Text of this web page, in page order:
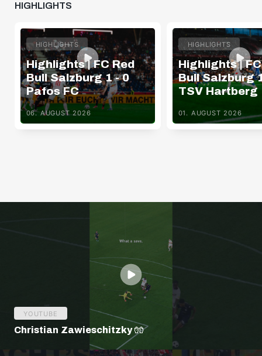
HIGHLIGHTS
HIGHLIGHTS
Highlights | FC Red
Bull Salzburg 1 - 0
Pafos FC
06. AUGUST 2026
HIGHLIGHTS
Highlights |
Bull Salzburg
TSV Hartberg
01. AUGUST 2026
YOUTUBE
Christian Zawieschitzky 🧤